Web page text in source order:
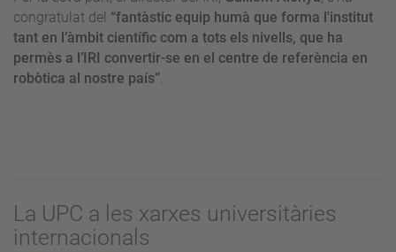
congratulat del “fantàstic equip humà que forma l'institut
tant en l’àmbit científic com a tots els nivells, que ha
permès a l’IRI convertir-se en el centre de referència en
robòtica al nostre país”.
La UPC a les xarxes universitàries
internacionals